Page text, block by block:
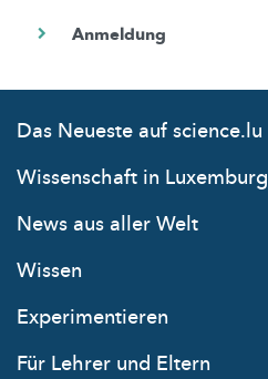
Das Neueste auf science.lu
Wissenschaft in Luxemburg
News aus aller Welt
Wissen
Experimentieren
Für Lehrer und Eltern